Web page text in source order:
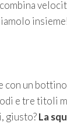
con un
e tre titoli
giusto?La